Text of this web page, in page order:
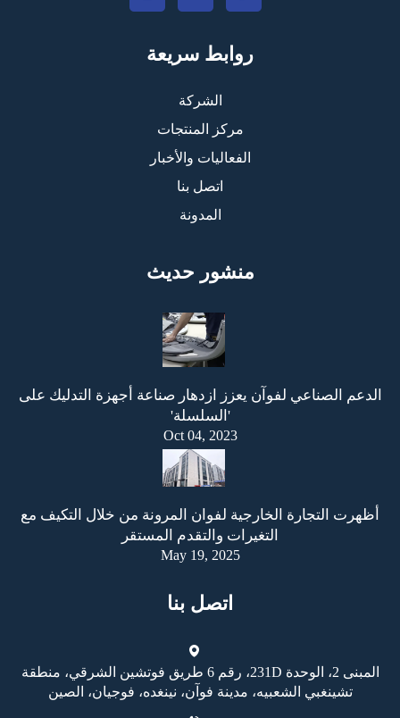
روابط سريعة
الشركة
مركز المنتجات
الفعاليات والأخبار
اتصل بنا
المدونة
منشور حديث
الدعم الصناعي لفوآن يعزز ازدهار صناعة أجهزة التدليك على
'السلسلة'
Oct 04, 2023
أظهرت التجارة الخارجية لفوان المرونة من خلال التكيف مع
التغيرات والتقدم المستقر
May 19, 2025
اتصل بنا
المبنى 2، الوحدة 231D، رقم 6 طريق فوتشين الشرقي، منطقة
تشينغبي الشعبيه، مدينة فوآن، نينغده، فوجيان، الصين